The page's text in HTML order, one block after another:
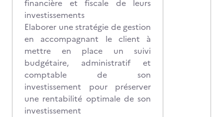
financière et fiscale de leurs
investissements
Elaborer une stratégie de gestion
en accompagnant le client à
mettre en place un suivi
budgétaire, administratif et
comptable de son
investissement pour préserver
une rentabilité optimale de son
investissement